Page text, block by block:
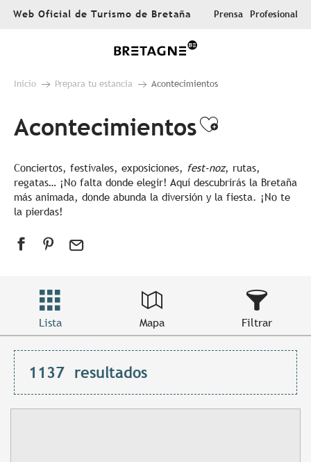
AllerWeb Oficial de Turismo de Bretaña Prensa Profesional
Inicio Prepara tu estancia Acontecimientos
AcontecimientosAjouter
Conciertos, festivales, exposiciones, fest-noz, rutas,
regatas… ¡No falta donde elegir! Aquí descubrirás la Bretaña
más animada, donde abunda la diversión y la fiesta. ¡No te
la pierdas!
Lista Mapa Filtrar
1137 resultados